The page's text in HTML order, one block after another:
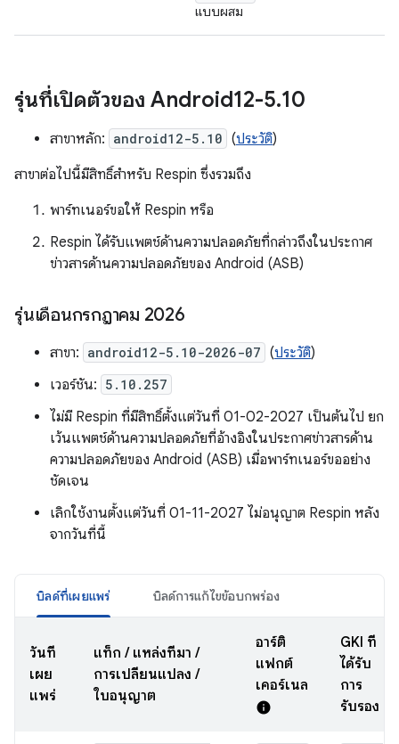
แบบผสม
รุ่นที่เปิดตัวของ Android12-5.10
สาขาหลัก: android12-5.10 (ประวัติ)
สาขาต่อไปนี้มีสิทธิ์สำหรับ Respin ซึ่งรวมถึง
พาร์ทเนอร์ขอให้ Respin หรือ
Respin ได้รับแพตช์ด้านความปลอดภัยที่กล่าวถึงในประกาศ
ข่าวสารด้านความปลอดภัยของ Android (ASB)
รุ่นเดือนกรกฎาคม 2026
สาขา: android12-5.10-2026-07 (ประวัติ)
เวอร์ชัน: 5.10.257
ไม่มี Respin ที่มีสิทธิ์ตั้งแต่วันที่ 01-02-2027 เป็นต้นไป ยก
เว้นแพตช์ด้านความปลอดภัยที่อ้างอิงในประกาศข่าวสารด้าน
ความปลอดภัยของ Android (ASB) เมื่อพาร์ทเนอร์ขออย่าง
ชัดเจน
เลิกใช้งานตั้งแต่วันที่ 01-11-2027 ไม่อนุญาต Respin หลัง
จากวันที่นี้
บิลด์ที่เผยแพร่ บิลด์การแก้ไขข้อบกพร่อง
วันที่
เผย
แพร่
แท็ก / แหล่งที่มา /
การเปลี่ยนแปลง /
ใบอนุญาต
อาร์ติ
แฟกต์
เคอร์เนล
info
GKI ที่
ได้รับ
การ
รับรอง